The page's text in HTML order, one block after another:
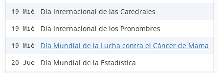
19 Mié Día Internacional de las Catedrales
19 Mié Dia Internacional de los Pronombres
19 Mié Día Mundial de la Lucha contra el Cáncer de Mama
20 Jue Día Mundial de la Estadística